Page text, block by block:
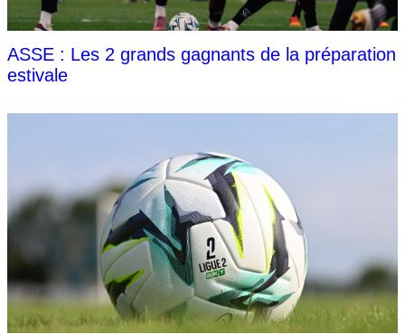
ASSE : Les 2 grands gagnants de la préparation
estivale